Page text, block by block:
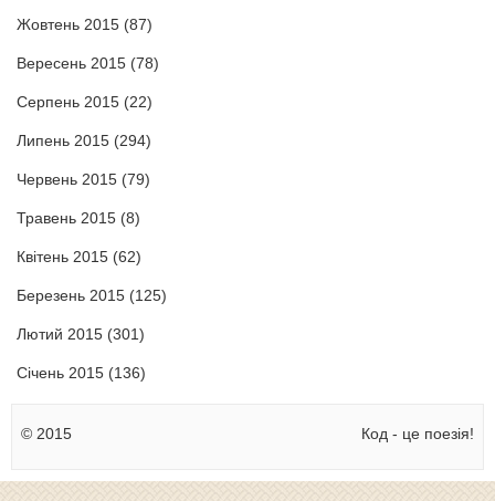
Жовтень 2015 (87)
Вересень 2015 (78)
Серпень 2015 (22)
Липень 2015 (294)
Червень 2015 (79)
Травень 2015 (8)
Квітень 2015 (62)
Березень 2015 (125)
Лютий 2015 (301)
Січень 2015 (136)
© 2015 Код - це поезія!